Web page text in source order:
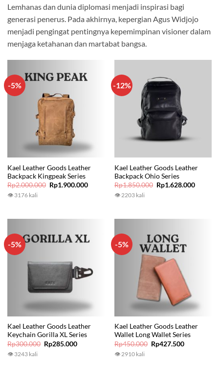
Lemhanas dan dunia diplomasi menjadi inspirasi bagi
generasi penerus. Pada akhirnya, kepergian Agus Widjojo
menjadi pengingat pentingnya kepemimpinan visioner dalam
menjaga ketahanan dan martabat bangsa.
-5%
Kael Leather Goods Leather
Backpack Kingpeak Series
Rp2.000.000 Original
price
Rp1.900.000Current
👁 3176 kali
-12%
Kael Leather Goods Leather
Backpack Ohio Series
Rp1.850.000 Original
price
Rp1.628.000Current
👁 2203 kali
-5%
Kael Leather Goods Leather
Keychain Gorilla XL Series
Rp300.000 Original
price
Rp285.000Current
👁 3243 kali
-5%
Kael Leather Goods Leather
Wallet Long Wallet Series
Rp450.000 Original
price
Rp427.500Current
👁 2910 kali